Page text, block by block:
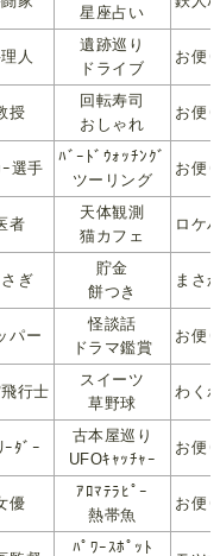
星座占い
人
遺跡巡り
ドライブ
お便
授
回転寿司
おしゃれ
お便
選手
ﾊﾞｰﾄﾞｳｫｯﾁﾝｸﾞ
ツーリング
お便
者
天体観測
猫カフェ
ロケ
さぎ
貯金
餅つき
まさ
パー
怪談話
ドラマ鑑賞
お便
行士
スイーツ
草野球
わく
ｰﾀﾞｰ
古本屋巡り
UFOｷｬｯﾁｬｰ
お便
優
ｱﾛﾏﾃﾗﾋﾟｰ
熱帯魚
お便
ﾊﾟﾜｰｽﾎﾟｯﾄ